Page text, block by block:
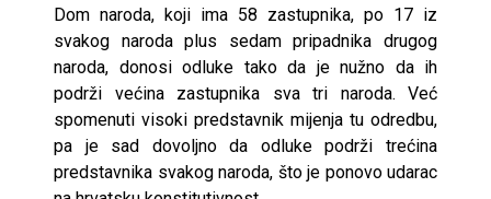
Dom naroda, koji ima 58 zastupnika, po 17 iz
svakog naroda plus sedam pripadnika drugog
naroda, donosi odluke tako da je nužno da ih
podrži većina zastupnika sva tri naroda. Već
spomenuti visoki predstavnik mijenja tu odredbu,
pa je sad dovoljno da odluke podrži trećina
predstavnika svakog naroda, što je ponovo udarac